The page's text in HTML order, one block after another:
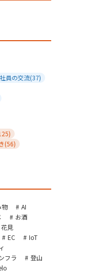
社員の交流(37)
(56)
物
AI
お酒
花見
EC
IoT
フラ
登山